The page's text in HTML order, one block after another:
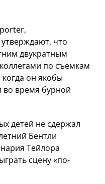
что
двукратным
по съемкам
когда он якобы
во время бурной
детей не сдержал
Бентли
Тейлора
сцену «по-